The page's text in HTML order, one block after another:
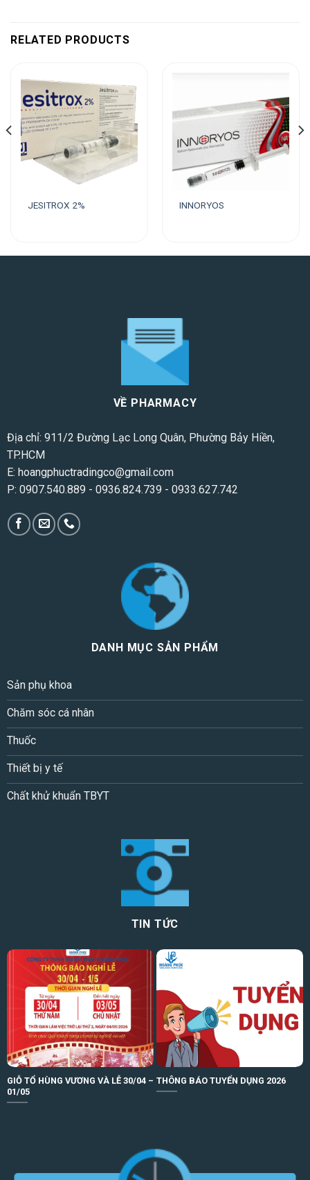
RELATED PRODUCTS
JESITROX 2% INNORYOS
VỀ PHARMACY
Địa chỉ: 911/2 Đường Lạc Long Quân, Phường Bảy Hiền,
TP.HCM
E: hoangphuctradingco@gmail.com
P: 0907.540.889 - 0936.824.739 - 0933.627.742
DANH MỤC SẢN PHẨM
Sản phụ khoa
Chăm sóc cá nhân
Thuốc
Thiết bị y tế
Chất khử khuẩn TBYT
TIN TỨC
GIỖ TỔ HÙNG VƯƠNG VÀ LỄ 30/04 –
01/05
THÔNG BÁO TUYỂN DỤNG 2026